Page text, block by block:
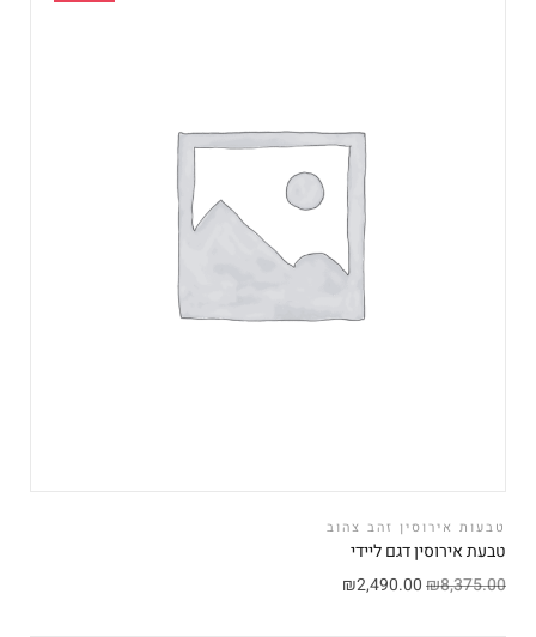
טבעות אירוסין זהב צהוב
טבעת אירוסין דגם ליידי
₪8,375.00
₪2,490.00